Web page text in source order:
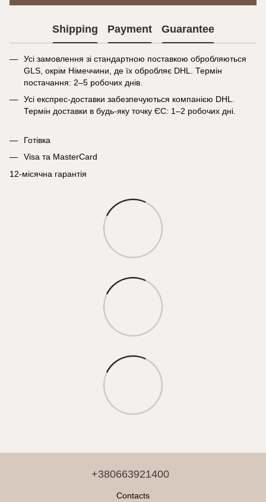
Shipping Payment Guarantee
Усі замовлення зі стандартною поставкою обробляються
GLS, окрім Німеччини, де їх обробляє DHL. Термін
постачання: 2–5 робочих днів.
Усі експрес-доставки забезпечуються компанією DHL.
Термін доставки в будь-яку точку ЄС: 1–2 робочих дні.
Готівка
Visa та MasterCard
12-місячна гарантія
+380663921400
Contacts